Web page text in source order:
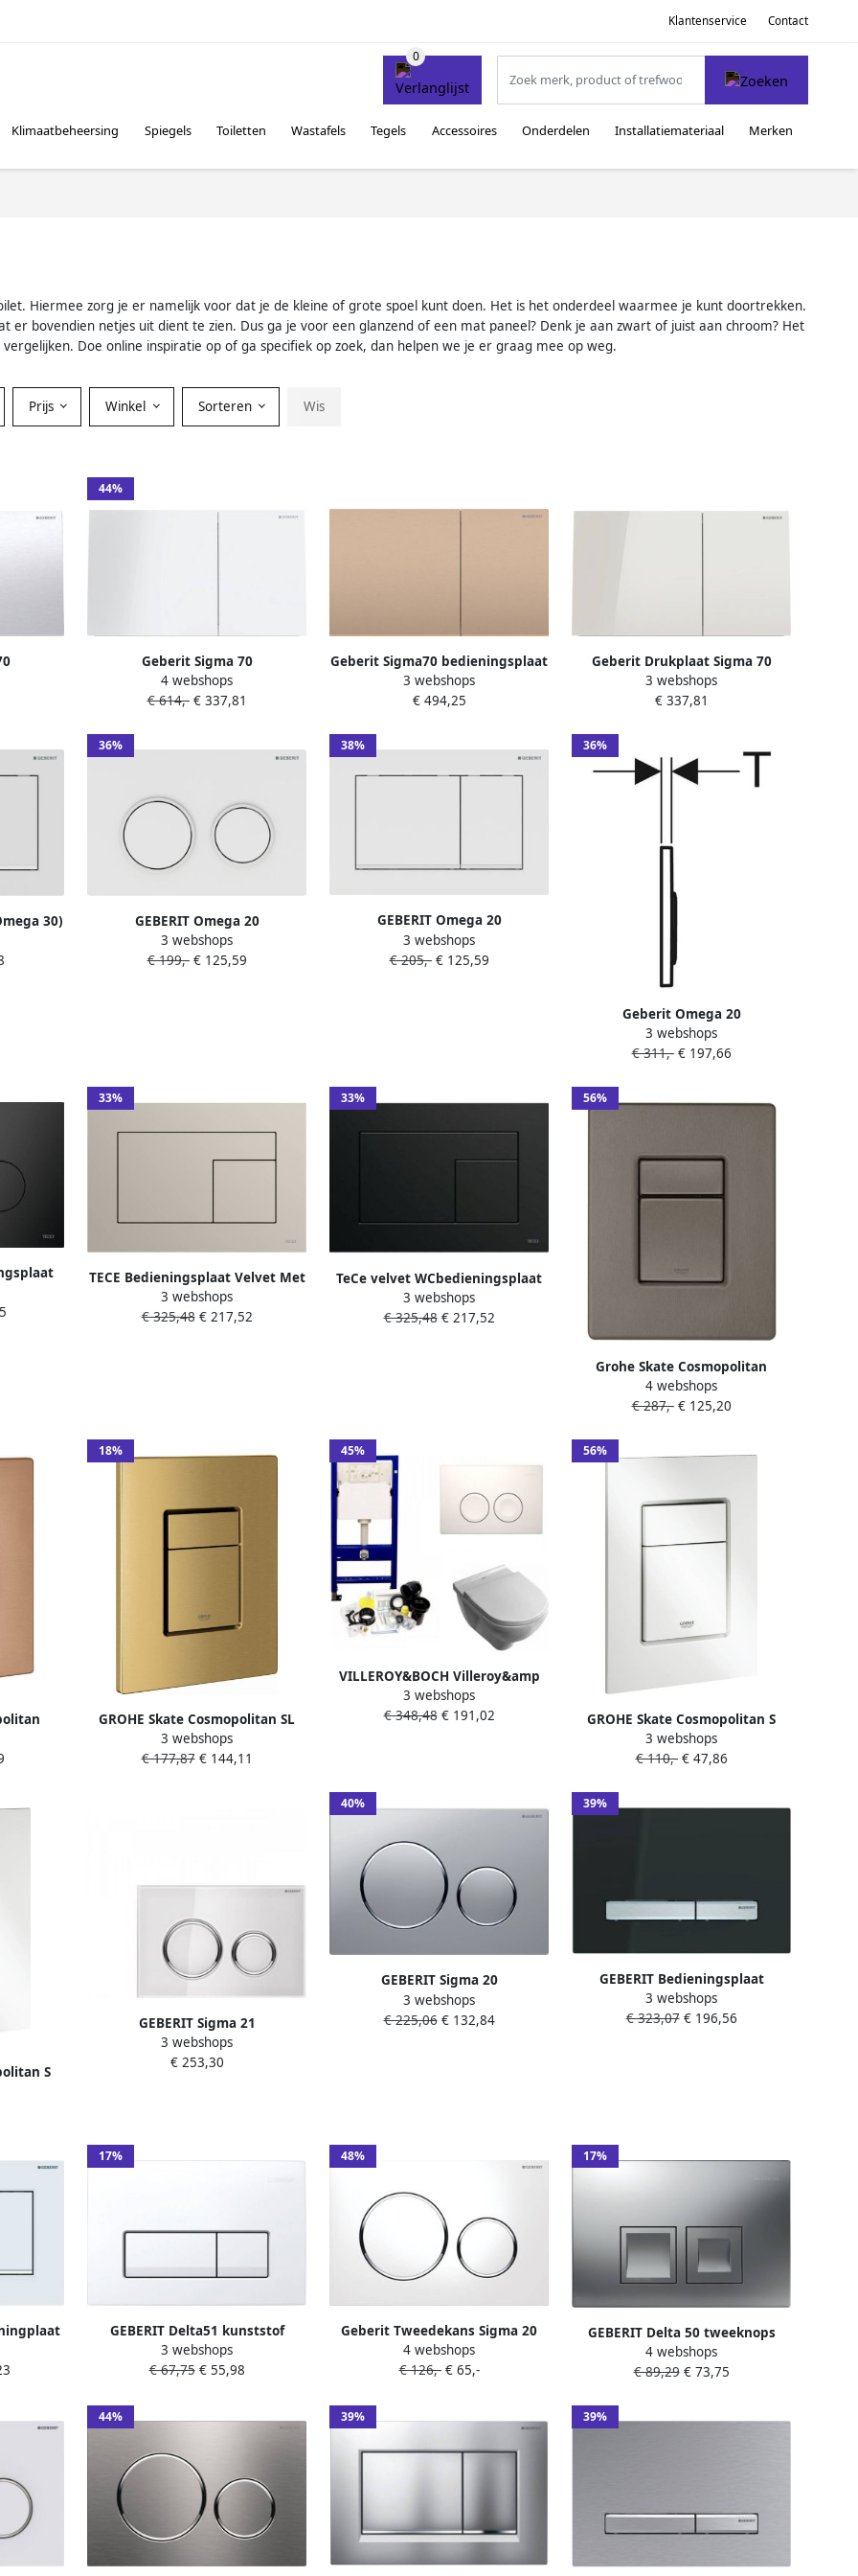
Klantenservice Contact
Klimaatbeheersing Spiegels Toiletten Wastafels Tegels Accessoires Onderdelen Installatiemateriaal Merken
Hiermee zorg je er namelijk voor dat je de kleine of grote spoel kunt doen. Het is het onderdeel waarmee je kunt doortrekken.
bovendien netjes uit dient te zien. Dus ga je voor een glanzend of een mat paneel? Denk je aan zwart of juist aan chroom? Het
Doe online inspiratie op of ga specifiek op zoek, dan helpen we je er graag mee op weg.
Prijs Winkel Sorteren Wis
Sigma
12cm
44%
Geberit Sigma 70
bedieningspaneel wit glas voor
Sigma reservoirs 8cm (UP720) en
4 webshops
€ 614,-€ 337,81
Geberit Sigma70 bedieningsplaat
2-toets spoeling vierkant rvs
roodgoud 115.622.QB.1
3 webshops
€ 494,25
Geberit Drukplaat Sigma 70
Frontbediening 2-toets Glas
Zandgrijs
3 webshops
€ 337,81
30)
voor
12cm
36%
GEBERIT Omega 20
bedieningspaneel DF kunststof
21.2x14.2cm boven frontbediend
3 webshops
€ 199,-€ 125,59
38%
GEBERIT Omega 20
bedieningspaneel DF kunststof
21.2x14.2cm boven frontbediend
3 webshops
€ 205,-€ 125,59
36%
Geberit Omega 20
bedieningsplaat 2 toets
matzwart-zwart-matzwart
3 webshops
€ 311,-€ 197,66
mat
33%
TECE Bedieningsplaat Velvet Met
Duospoeltechniek Bianco Arizona
3 webshops
€ 325,48€ 217,52
33%
TeCe velvet WCbedieningsplaat
duospoeltechniek kleur Nero
Ingo zwart 9240732
3 webshops
€ 325,48€ 217,52
56%
Grohe Skate Cosmopolitan
Bedieningspaneel DualFlush
Horizontaal Verticaal Kunststof
4 webshops
€ 287,-€ 125,20
18%
GROHE Skate Cosmopolitan SL
Bedieningsplaat mechanisch
tweeknops 197 x 156mm(LxB )
3 webshops
€ 177,87€ 144,11
45%
VILLEROY&BOCH Villeroy&amp
Boch O.novo Combipack met
standaard wandcloset
3 webshops
€ 348,48€ 191,02
56%
GROHE Skate Cosmopolitan S
Bedieningsplaat mechanisch
tweeknops 172 x 130mm(LxB )
3 webshops
€ 110,-€ 47,86
S
)
GEBERIT Sigma 21
bedieningspaneel glas DF
frontbediend 24.6x16.4cm tbv
3 webshops
€ 253,30
40%
GEBERIT Sigma 20
bedieningspaneel DF
frontbediend 24.6x16.4cm tbv
3 webshops
€ 225,06€ 132,84
39%
GEBERIT Bedieningsplaat
spoelsysteem Sigma50 2-toets
spoeling 2-knops front easy-to-
3 webshops
€ 323,07€ 196,56
wit mat
17%
GEBERIT Delta51 kunststof
bedieningspaneel met dubbele
spoeling. Geschikt voor UP100
3 webshops
€ 67,75€ 55,98
48%
Geberit Tweedekans Sigma 20
bedieningspaneel glans wit
chroom wit voor Sigma reservoirs
4 webshops
€ 126,-€ 65,-
17%
GEBERIT Delta 50 tweeknops
mechanische bedieningsplaat
spoelsysteem kunststof
4 webshops
€ 89,29€ 73,75
44% 39% 39%